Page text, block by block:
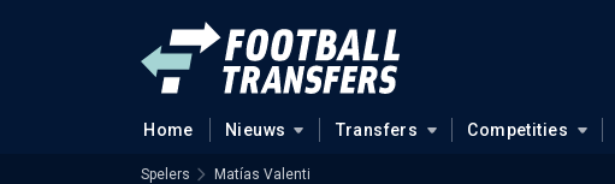
Home Nieuws Transfers Competities
Spelers Matías Valenti